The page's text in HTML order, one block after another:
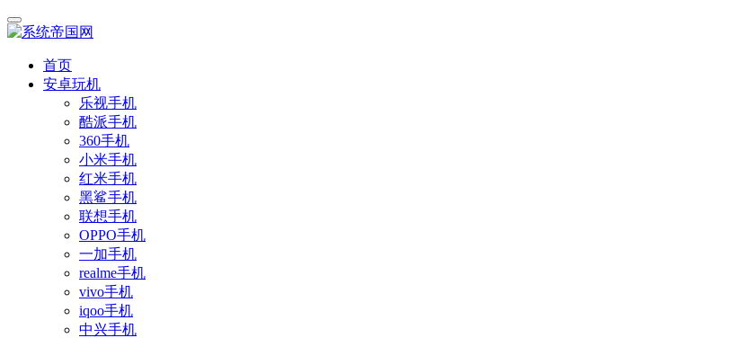
首页
安卓玩机
乐视手机
酷派手机
360手机
小米手机
红米手机
黑鲨手机
联想手机
OPPO手机
一加手机
realme手机
vivo手机
iqoo手机
中兴手机